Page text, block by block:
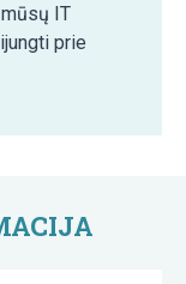
IT
prie